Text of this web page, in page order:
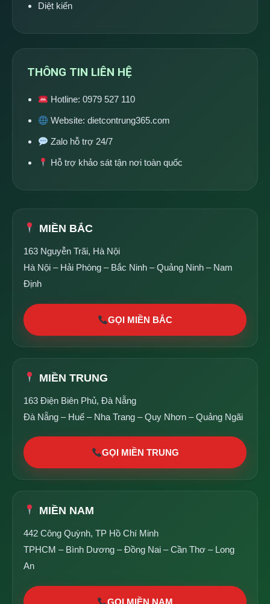
Diệt kiến
THÔNG TIN LIÊN HỆ
Hotline:0979 527 110
Website:dietcontrung365.com
Zalo hỗ trợ 24/7
Hỗ trợ khảo sát tận nơi toàn quốc
MIỀN BẮC
163 Nguyễn Trãi, Hà Nội
Hà Nội – Hải Phòng – Bắc Ninh – Quảng Ninh – Nam
Định
GỌI MIỀN BẮC
MIỀN TRUNG
163 Điện Biên Phủ, Đà Nẵng
Đà Nẵng – Huế – Nha Trang – Quy Nhơn – Quảng Ngãi
GỌI MIỀN TRUNG
MIỀN NAM
442 Công Quỳnh, TP Hồ Chí Minh
TPHCM – Bình Dương – Đồng Nai – Cần Thơ – Long
An
GỌI MIỀN NAM